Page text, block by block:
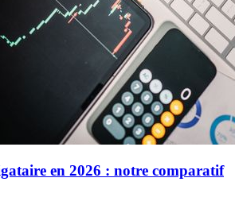
en 2026 : notre comparatif